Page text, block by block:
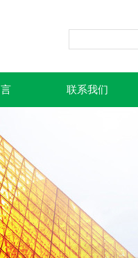
联系我们